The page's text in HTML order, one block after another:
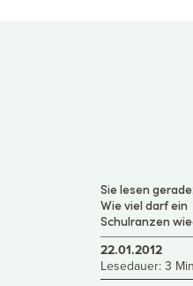
Sie lesen gerade:
Wie viel darf ein
Schulranzen
22.01.2012
Lesedauer: 3